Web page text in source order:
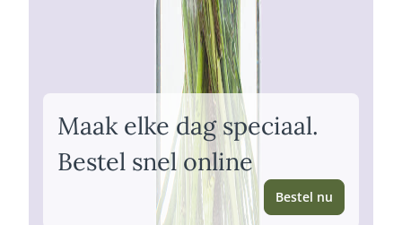
Maak elke dag speciaal.
Bestel snel online
Bestel nu